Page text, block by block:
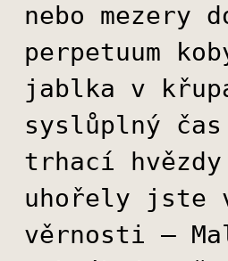
nebo mezery
perpetuum
jablka v
syslůplný čas
trhací
uhořely jste
věrnosti –